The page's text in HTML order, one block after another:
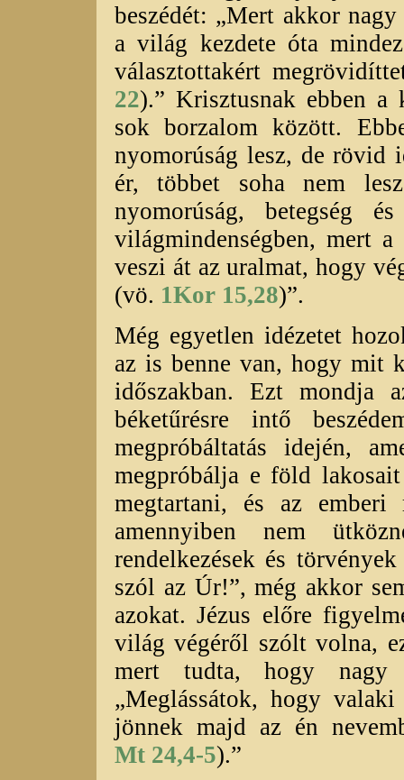
beszédét: „Mert akkor
a világ kezdete óta
választottakért
22).” Krisztusnak ebben a
sok borzalom között.
nyomorúság lesz, de rövid
ér, többet soha nem
nyomorúság, betegség
világmindenségben, mert
veszi át az uralmat, hogy
(vö. 1Kor 15,28)”.
Még egyetlen idézetet
az is benne van, hogy mit
időszakban. Ezt mondja
béketűrésre intő
megpróbáltatás idején,
megpróbálja e föld
megtartani, és az emberi
amennyiben nem
rendelkezések és
szól az Úr!”, még akkor
azokat. Jézus előre
világ végéről szólt volna,
mert tudta, hogy nagy
„Meglássátok, hogy
jönnek majd az én
Mt 24,4-5).”